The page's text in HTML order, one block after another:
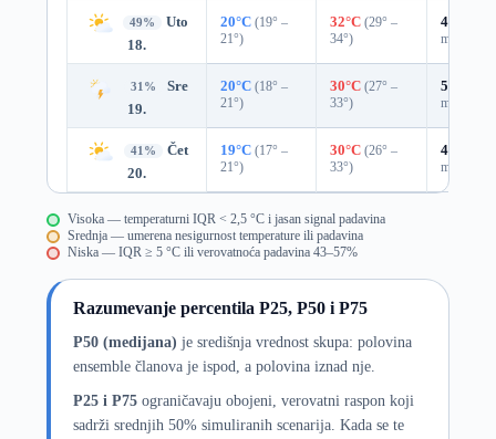
49%
Uto
18.
20°C (19° –
21°)
32°C (29° –
34°)
47%
mm)
31%
Sre
19.
20°C (18° –
21°)
30°C (27° –
33°)
55%
mm)
41%
Čet
20.
19°C (17° –
21°)
30°C (26° –
33°)
47%
mm)
Visoka — temperaturni IQR < 2,5 °C i jasan signal padavina
Srednja — umerena nesigurnost temperature ili padavina
Niska — IQR ≥ 5 °C ili verovatnoća padavina 43–57%
Razumevanje percentila P25, P50 i P75
P50 (medijana) je središnja vrednost skupa: polovina
ensemble članova je ispod, a polovina iznad nje.
P25 i P75ograničavaju obojeni, verovatni raspon koji
sadrži srednjih 50% simuliranih scenarija. Kada se te